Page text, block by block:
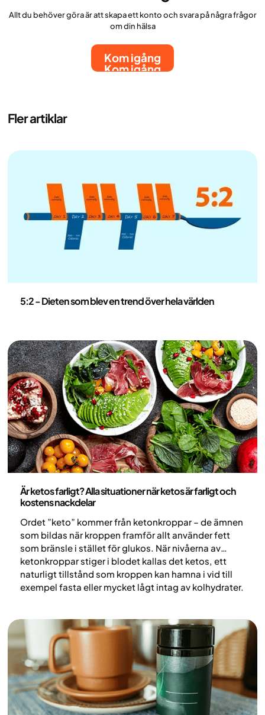
Allt du behöver göra är att skapa ett konto och svara på några frågor
om din hälsa
Kom igång
Kom igång
Fler artiklar
5:2 - Dieten som blev en trend över hela världen
Är ketos farligt? Alla situationer när ketos är farligt och
kostens nackdelar
Ordet ”keto” kommer från ketonkroppar – de ämnen
som bildas när kroppen framför allt använder fett
som bränsle i stället för glukos. När nivåerna av
ketonkroppar stiger i blodet kallas det ketos, ett
naturligt tillstånd som kroppen kan hamna i vid till
exempel fasta eller mycket lågt intag av kolhydrater.
vad forskningen visar.